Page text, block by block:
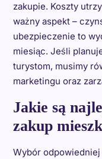
zakupie. Koszty
ważny aspekt –
ubezpieczenie to
miesiąc. Jeśli
turystom, musimy
marketingu oraz
Jakie są
zakup
Wybór